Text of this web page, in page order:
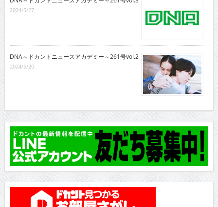
2024/5/27
DNA～ドカントニュースアカデミー～261号vol.2
2024/5/20